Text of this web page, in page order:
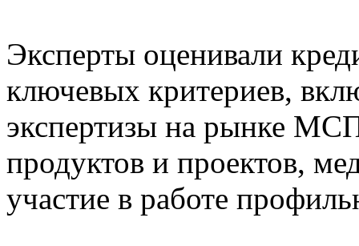
Эксперты оценивали
ключевых критериев,
экспертизы на рынке
продуктов и проектов,
участие в работе